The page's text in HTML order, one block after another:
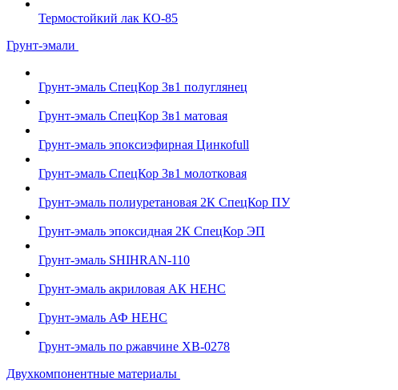
Термостойкий лак КО-85
Грунт-эмали
Грунт-эмаль СпецКор 3в1 полуглянец
Грунт-эмаль СпецКор 3в1 матовая
Грунт-эмаль эпоксиэфирная Цинкоfull
Грунт-эмаль СпецКор 3в1 молотковая
Грунт-эмаль полиуретановая 2К СпецКор ПУ
Грунт-эмаль эпоксидная 2К СпецКор ЭП
Грунт-эмаль SHIHRAN-110
Грунт-эмаль акриловая АК НЕНС
Грунт-эмаль АФ НЕНС
Грунт-эмаль по ржавчине ХВ-0278
Двухкомпонентные материалы